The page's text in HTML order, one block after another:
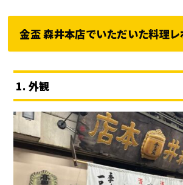
金盃 森井本店でいただいた料理レ
1. 外観